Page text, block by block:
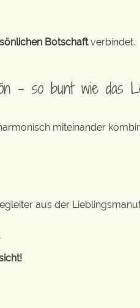
Botschaftverbindet.
– so bunt wie das
miteinander
aus der